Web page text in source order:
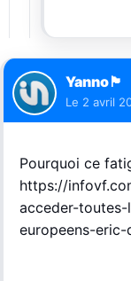
Yanno🏴
Le 2 avril
Pourquoi ce
https://
acceder-toutes-
europeens-eric-